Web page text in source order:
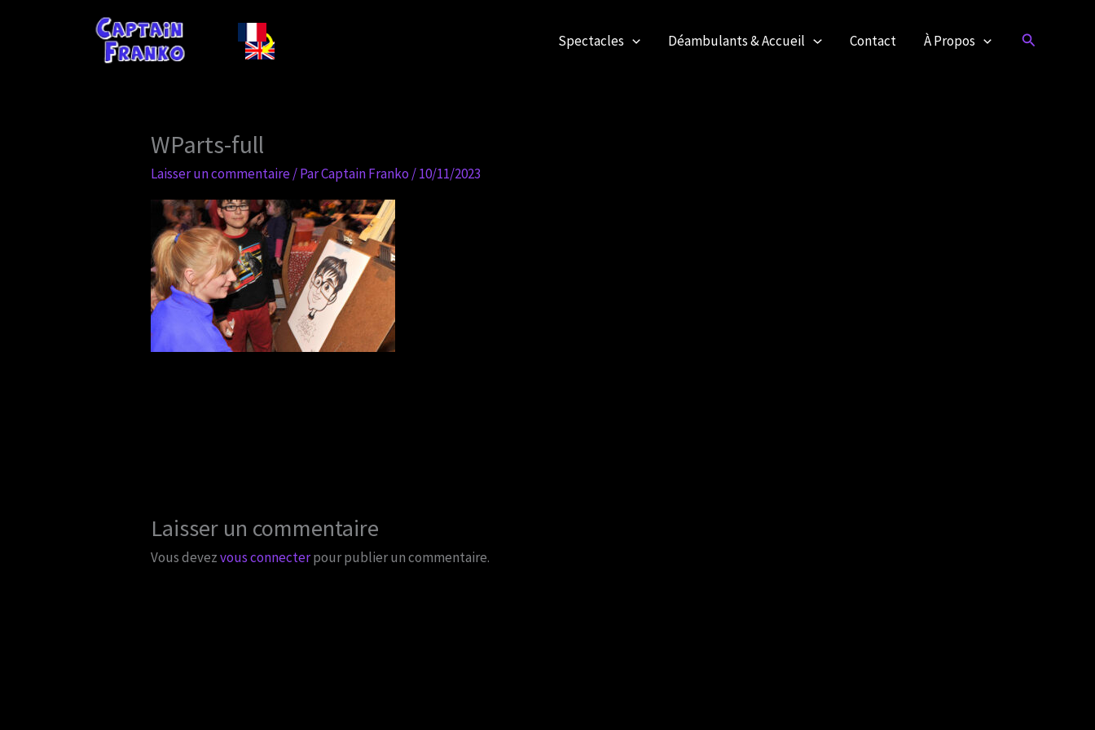
Spectacles Déambulants & Accueil Contact À Propos Rechercher
WParts-full
Laisser un commentaire/ ParCaptain Franko/10/11/2023
Laisser un commentaire
Vous devezvous connecterpour publier un commentaire.